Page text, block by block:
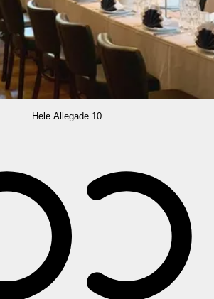
Hele Allegade 10